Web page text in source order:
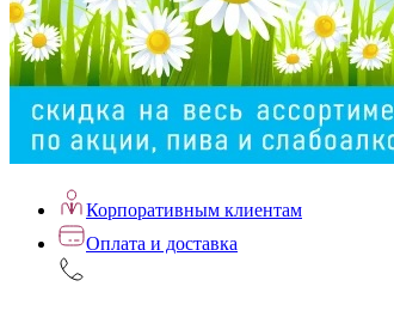
Корпоративным клиентам
Оплата и доставка